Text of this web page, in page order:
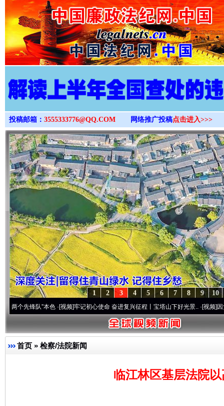
>
投稿邮箱： 3555333776@QQ.COM 网络推广投稿点击进入>>>
10
9
8
7
6
5
4
3
2
1
”本色·[视频]牢记初心使命 奋进复兴征程丨宝塔山下好光景..·[视频]因党而生 为党
首页 » 检察/法院新闻
临江林区基层法院